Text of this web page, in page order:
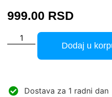
999.00 RSD
Dodaj u
Dostava za 1 radni dan